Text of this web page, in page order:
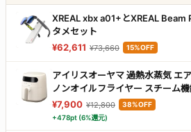
XREAL xbx a01+とXREAL
タメセット
¥62,611 ¥73,660 15%OFF
アイリスオーヤマ 過熱水蒸気 エ
ノンオイルフライヤー スチーム
C アイボリー
¥7,900 ¥12,800
38%OFF
+478pt (6%還元)